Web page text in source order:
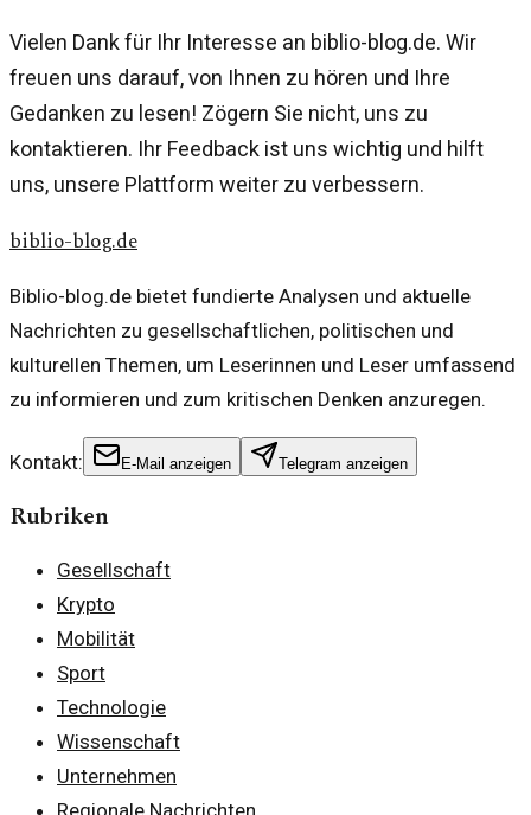
Vielen Dank für Ihr Interesse an biblio-blog.de. Wir
freuen uns darauf, von Ihnen zu hören und Ihre
Gedanken zu lesen! Zögern Sie nicht, uns zu
kontaktieren. Ihr Feedback ist uns wichtig und hilft
uns, unsere Plattform weiter zu verbessern.
biblio-blog.de
Biblio-blog.de bietet fundierte Analysen und aktuelle
Nachrichten zu gesellschaftlichen, politischen und
kulturellen Themen, um Leserinnen und Leser umfassend
zu informieren und zum kritischen Denken anzuregen.
Kontakt: E-Mail anzeigen Telegram anzeigen
Rubriken
Gesellschaft
Krypto
Mobilität
Sport
Technologie
Wissenschaft
Unternehmen